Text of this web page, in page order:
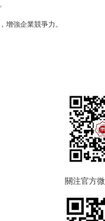
增強企業競爭力。
關注官方